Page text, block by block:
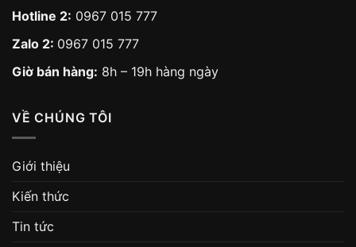
Hotline 2: 0967 015 777
Zalo 2: 0967 015 777
Giờ bán hàng: 8h – 19h hàng ngày
VỀ CHÚNG TÔI
Giới thiệu
Kiến thức
Tin tức